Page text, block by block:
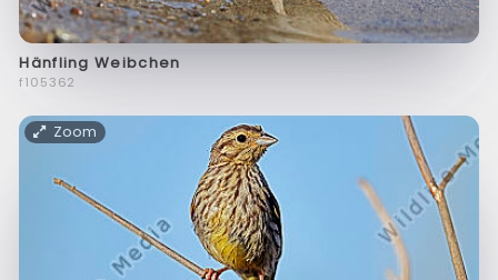
Hänfling Weibchen
f105362
Zoom